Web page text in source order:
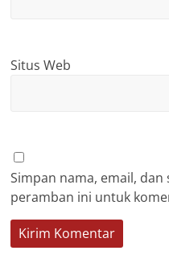
Situs Web
Simpan nama, email, dan
peramban ini untuk